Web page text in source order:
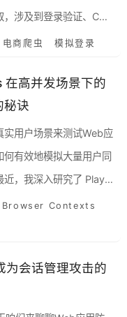
涉及到登录验证、Coo
，结合实际案...
电商爬虫 模拟登录
高并发场景下的
秘诀
实用户场景来测试Web应
有效地模拟大量用户同
近，我深入研究了 Playw
Browser Contexts
为会话管理攻击的